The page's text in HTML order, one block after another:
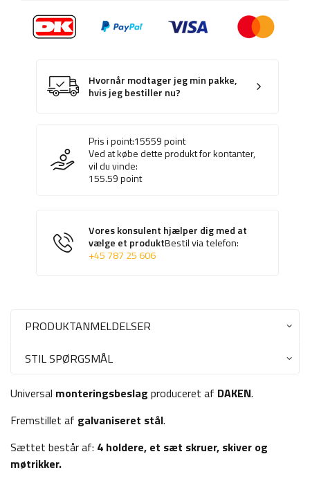
Hvornår modtager jeg min pakke,
hvis jeg bestiller nu?
Pris i point:15559point
Ved at købe dette produkt for kontanter,
vil du vinde:
155.59point
Vores konsulent hjælper dig med at
vælge et produktBestil via telefon:
+45 787 25 606
PRODUKTANMELDELSER
STIL SPØRGSMÅL
Universal monteringsbeslag produceret af DAKEN.
Fremstillet af galvaniseret stål.
Sættet består af: 4 holdere, et sæt skruer, skiver og
møtrikker.